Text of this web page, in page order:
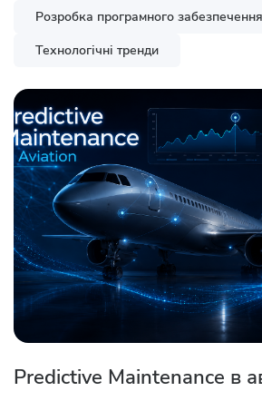
Розробка програмного забезпечення
Технологічні тренди
Predictive Maintenance в